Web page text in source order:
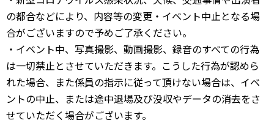
の都合などにより、内容等の変更・イベント中止となる場
合がございますので予めご了承ください。
・イベント中、写真撮影、動画撮影、録音のすべての行為
は一切禁止とさせていただきます。こうした行為が認めら
れた場合、また係員の指示に従って頂けない場合は、イベ
ントの中止、または途中退場及び没収やデータの消去をさ
せていただく場合がございます。